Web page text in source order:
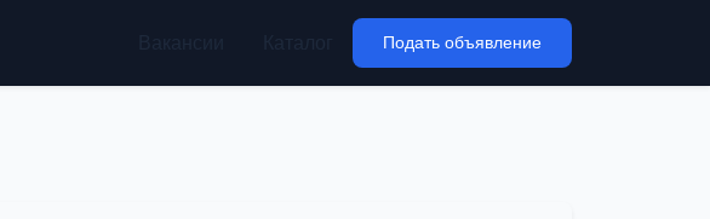
Подать объявление